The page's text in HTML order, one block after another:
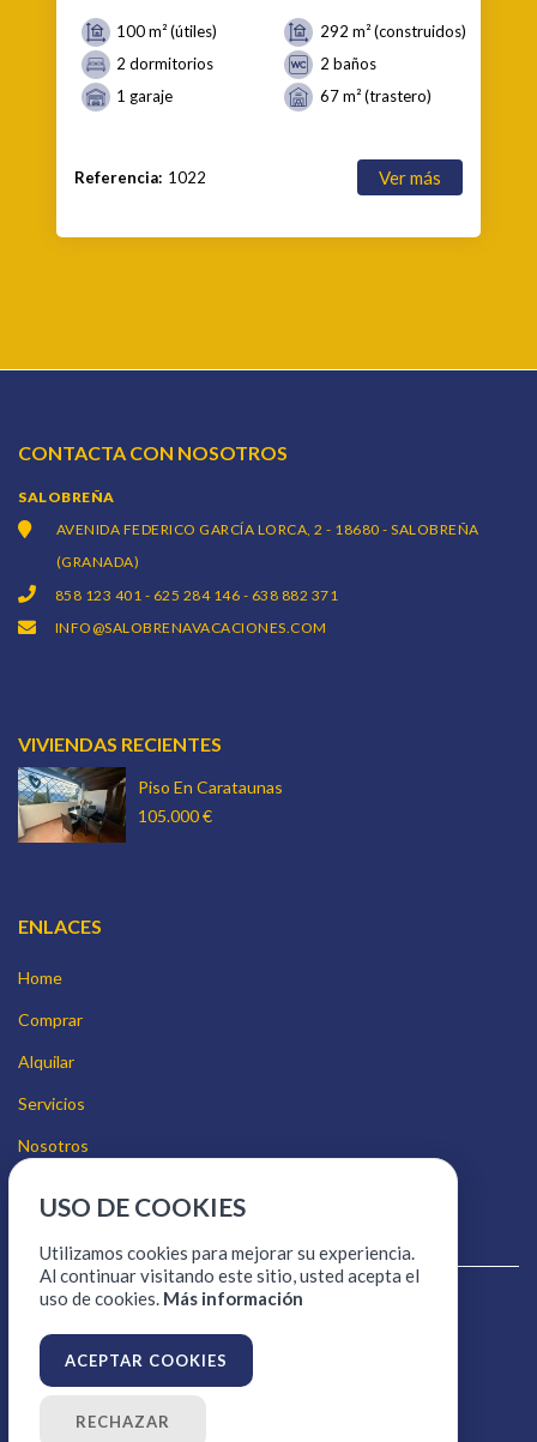
100 m² (útiles)
292 m² (construidos)
2 dormitorios
2 baños
1 garaje
67 m² (trastero)
Referencia: 1022 Ver más
CONTACTA CON NOSOTROS
SALOBREÑA
AVENIDA FEDERICO GARCÍA LORCA, 2 - 18680 - SALOBREÑA
(GRANADA)
858 123 401 - 625 284 146 - 638 882 371
INFO@SALOBRENAVACACIONES.COM
VIVIENDAS RECIENTES
Piso En Carataunas
105.000 €
ENLACES
Home
Comprar
Alquilar
Servicios
Nosotros
Aviso legal
Política de cookies
Política de protección de datos
USO DE COOKIES
Utilizamos cookies para mejorar su experiencia.
Al continuar visitando este sitio, usted acepta el
uso de cookies. Más información
ACEPTAR COOKIES
RECHAZAR